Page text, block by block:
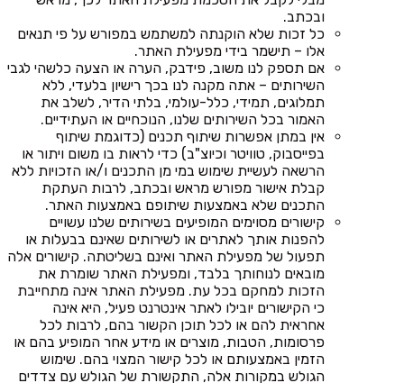
ובכתב.
כל זכות שלא הוקנתה למשתמש במפורש על פי תנאים
אלו – תישמר בידי מפעילת האתר.
אם תספק לנו משוב, פידבק, הערה או הצעה כלשהי לגבי
השירותים – אתה מקנה לנו בכך רישיון בלעדי, ללא
תמלוגים, תמידי, כלל-עולמי, בלתי הדיר, לשלב את
האמור בכל השירותים שלנו, הנוכחיים או העתידיים.
אין במתן אפשרות שיתוף תכנים (כדוגמת שיתוף
בפייסבוק, טוויטר וכיוצ"ב) כדי לראות בו משום ויתור או
הרשאה לעשיית שימוש במי מן התכנים ו/או הזכויות ללא
קבלת אישור מפורש מראש ובכתב, לרבות העתקת
התכנים שלא באמצעות שיתופם באמצעות האתר.
קישורים מסוימים המופיעים בשירותים שלנו עשויים
להפנות אותך לאתרים או לשירותים שאינם בבעלות או
תפעול של מפעילת האתר ואינם בשליטתה. קישורים אלה
מובאים לנוחותך בלבד, ומפעילת האתר שומרת את
הזכות למחקם בכל עת. מפעילת האתר אינה מתחייבת
כי הקישורים יובילו לאתר אינטרנט פעיל, היא אינה
אחראית להם או לכל תוכן הקשור בהם, לרבות לכל
פרסומות, הטבות, מוצרים או מידע אחר המופיע בהם או
הזמין באמצעותם או לכל קישור המצוי בהם. שימוש
הגולש במקורות אלה, התקשורת של הגולש עם צדדים